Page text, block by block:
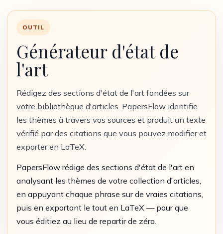
OUTIL
Générateur d'état de
l'art
Rédigez des sections d'état de l'art fondées sur
votre bibliothèque d'articles. PapersFlow identifie
les thèmes à travers vos sources et produit un texte
vérifié par des citations que vous pouvez modifier et
exporter en LaTeX.
PapersFlow rédige des sections d'état de l'art en
analysant les thèmes de votre collection d'articles,
en appuyant chaque phrase sur de vraies citations,
puis en exportant le tout en LaTeX — pour que
vous éditiez au lieu de repartir de zéro.